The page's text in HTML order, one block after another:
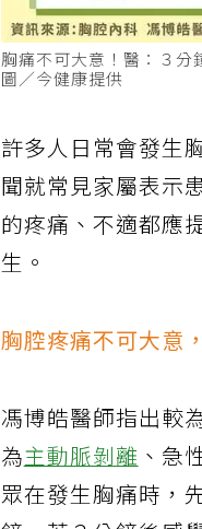
胸痛不可大意！醫：３分
圖／今健康提供
許多人日常會發生
聞就常見家屬表示
的疼痛、不適都應
生。
胸腔疼痛不可大意
馮博皓醫師指出較
為主動脈剝離 、急
眾在發生胸痛時，